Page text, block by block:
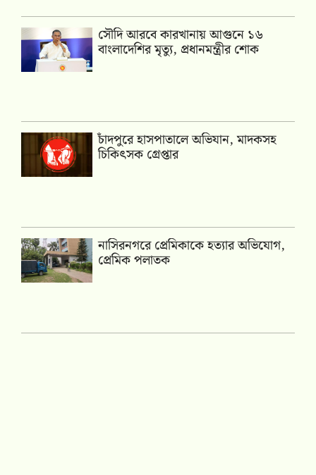
সৌদি আরবে কারখানায় আগুনে ১৬
বাংলাদেশির মৃত্যু, প্রধানমন্ত্রীর শোক
চাঁদপুরে হাসপাতালে অভিযান, মাদকসহ
চিকিৎসক গ্রেপ্তার
নাসিরনগরে প্রেমিকাকে হত্যার অভিযোগ,
প্রেমিক পলাতক